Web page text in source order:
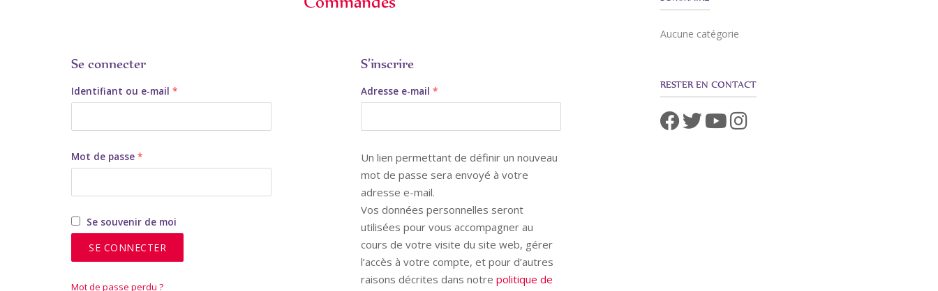
Se connecter
Identifiant ou e-mail *Obligatoire
Mot de passe *Obligatoire
Se souvenir de moi
SE CONNECTER
Mot de passe perdu ?
S’inscrire
Adresse e-mail *Obligatoire
Un lien permettant de définir un nouveau
mot de passe sera envoyé à votre
adresse e-mail.
Vos données personnelles seront
utilisées pour vous accompagner au
cours de votre visite du site web, gérer
l’accès à votre compte, et pour d’autres
raisons décrites dans notre politique de
Aucune catégorie
RESTER EN CONTACT